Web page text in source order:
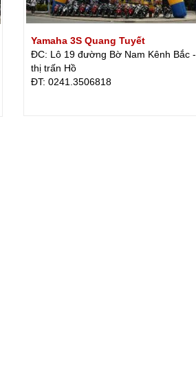
Yamaha 3S Quang Tuyết
ĐC: Lô 19 đường Bờ Nam Kênh Bắc -
thị trấn Hồ
ÐT: 0241.3506818